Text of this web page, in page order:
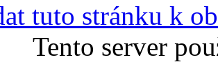
tuto stránku k
Tento server